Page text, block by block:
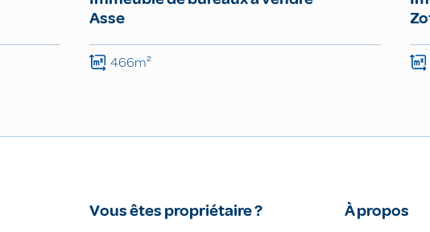
Asse
466m²
Vous êtes propriétaire ? À propos